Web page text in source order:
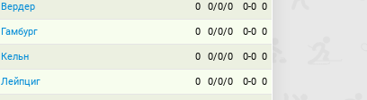
Вердер 0 0/0/0 0-0 0
Гамбург 0 0/0/0 0-0 0
Кельн 0 0/0/0 0-0 0
Лейпциг 0 0/0/0 0-0 0